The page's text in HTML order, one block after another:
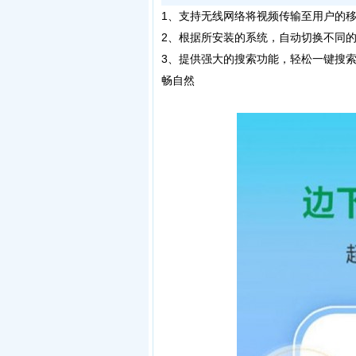
1、 支持无线网络将视频传输至用户的
2、根据所安装的系统，自动切换不同
3、提供强大的搜索功能，轻松一键搜
畅自然